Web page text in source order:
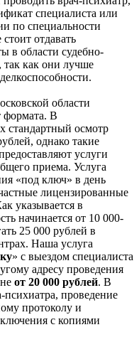
специалиста или
по специальности
отдавать
в области судебно-
так как они лучше
области
формата. В
стандартный осмотр
однако такие
услуги
приема. Услуга
«под ключ» в день
лицензированные
указывается в
начинается от 10 000-
25 000 рублей в
Наша услуга
» с выездом специалиста
адресу проведения
от 20 000 рублей. В
психиатра, проведение
протоколу и
с копиями